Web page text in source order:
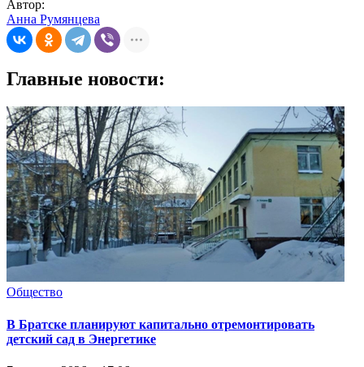
Автор:
Анна Румянцева
Главные новости:
Общество
В Братске планируют капитально отремонтировать
детский сад в Энергетике